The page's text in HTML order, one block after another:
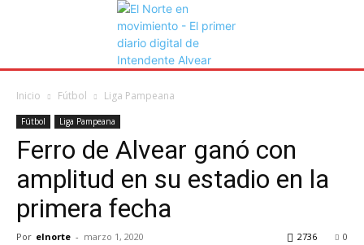
Inicio Fútbol Liga Pampeana
Fútbol Liga Pampeana
Ferro de Alvear ganó con
amplitud en su estadio en la
primera fecha
Por elnorte - marzo 1, 2020 0
2736